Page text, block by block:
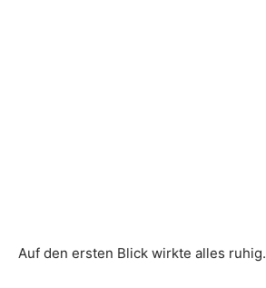
Auf den ersten Blick wirkte alles ruhig.